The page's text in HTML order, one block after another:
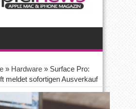
» Hardware » Surface Pro:
meldet sofortigen Ausverkauf